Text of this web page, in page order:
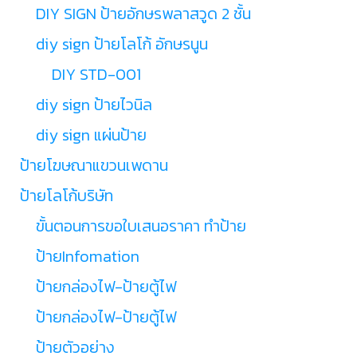
DIY SIGN ป้ายอักษรพลาสวูด 2 ชั้น
diy sign ป้ายโลโก้ อักษรนูน
DIY STD-001
diy sign ป้ายไวนิล
diy sign แผ่นป้าย
ป้ายโฆษณาแขวนเพดาน
ป้ายโลโก้บริษัท
ขั้นตอนการขอใบเสนอราคา ทำป้าย
ป้ายInfomation
ป้ายกล่องไฟ-ป้ายตู้ไฟ
ป้ายกล่องไฟ-ป้ายตู้ไฟ
ป้ายตัวอย่าง